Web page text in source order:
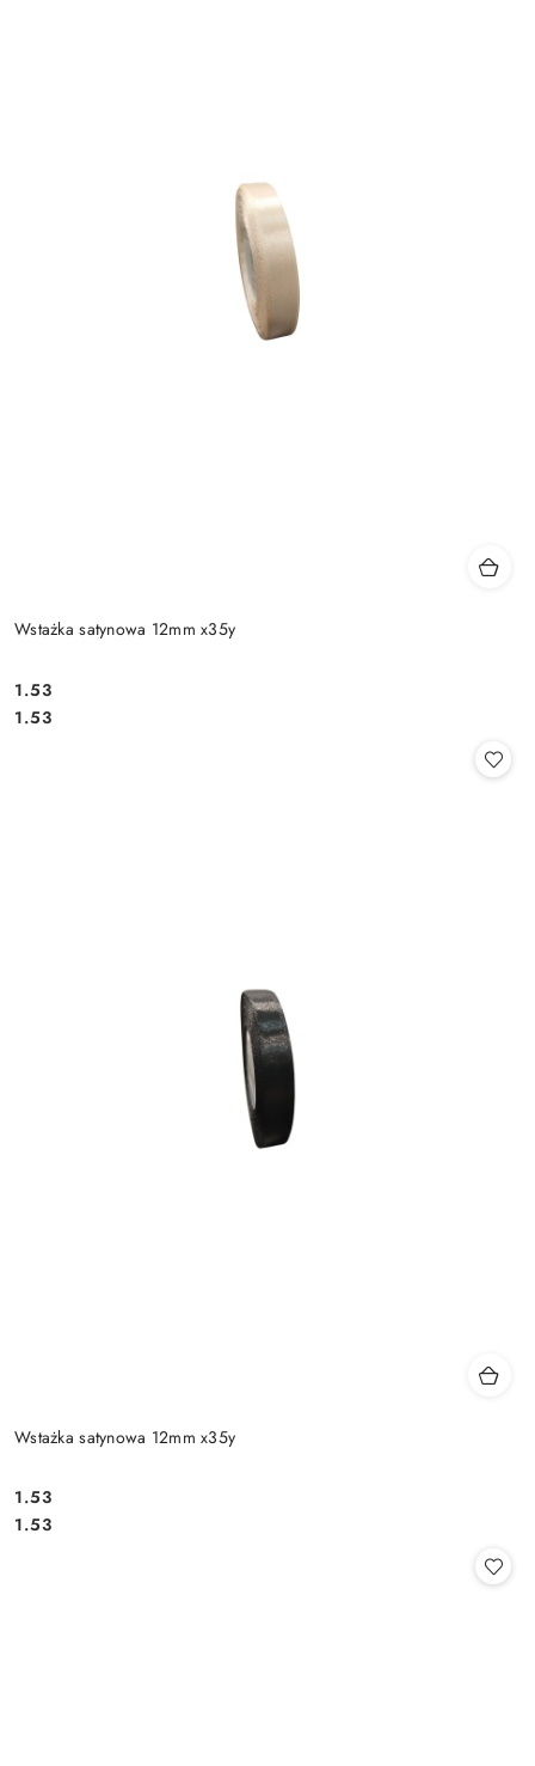
Wstażka satynowa 12mm x35y
Cena:
1.53
Cena:
1.53
Wstażka satynowa 12mm x35y
Cena:
1.53
Cena:
1.53